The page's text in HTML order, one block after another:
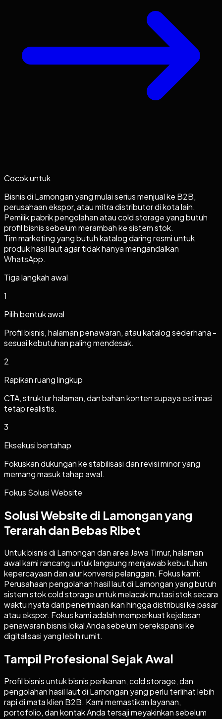
Cocok untuk
Bisnis di Lamongan yang mulai serius menjual ke B2B,
perusahaan ekspor, atau mitra distributor di kota lain.
Pemilik pabrik pengolahan atau cold storage yang butuh
profil bisnis sebelum merambah ke sistem stok.
Tim marketing yang butuh katalog daring resmi untuk
produk hasil laut agar tidak hanya mengandalkan
WhatsApp.
Tiga langkah awal
1
Pilih bentuk awal
Profil bisnis, halaman penawaran, atau katalog sederhana -
sesuai kebutuhan paling mendesak.
2
Rapikan ruang lingkup
CTA, struktur halaman, dan bahan konten supaya estimasi
tetap realistis.
3
Eksekusi bertahap
Fokuskan dukungan ke stabilisasi dan revisi minor yang
memang masuk tahap awal.
Fokus Solusi Website
Solusi Website di Lamongan yang
Terarah dan Bebas Ribet
Untuk bisnis di Lamongan dan area Jawa Timur, halaman
awal kami rancang untuk langsung menjawab kebutuhan
kepercayaan dan alur konversi pelanggan. Fokus kami:
Perusahaan pengolahan hasil laut di Lamongan yang butuh
sistem stok cold storage untuk melacak mutasi stok secara
waktu nyata dari penerimaan ikan hingga distribusi ke pasar
atau ekspor. Fokus kami adalah memperkuat kejelasan
penawaran bisnis lokal Anda sebelum berekspansi ke
digitalisasi yang lebih rumit.
Tampil Profesional Sejak Awal
Profil bisnis untuk bisnis perikanan, cold storage, dan
pengolahan hasil laut di Lamongan yang perlu terlihat lebih
rapi di mata klien B2B. Kami memastikan layanan,
portofolio, dan kontak Anda tersaji meyakinkan sebelum